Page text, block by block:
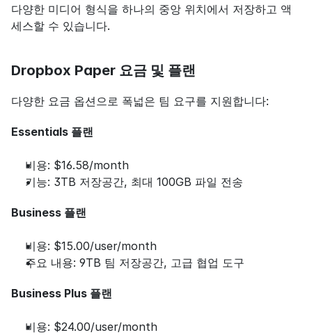
다양한 미디어 형식을 하나의 중앙 위치에서 저장하고 액
세스할 수 있습니다.
Dropbox Paper 요금 및 플랜
다양한 요금 옵션으로 폭넓은 팀 요구를 지원합니다:
Essentials 플랜
비용: $16.58/month
기능: 3TB 저장공간, 최대 100GB 파일 전송
Business 플랜
비용: $15.00/user/month
주요 내용: 9TB 팀 저장공간, 고급 협업 도구
Business Plus 플랜
비용: $24.00/user/month